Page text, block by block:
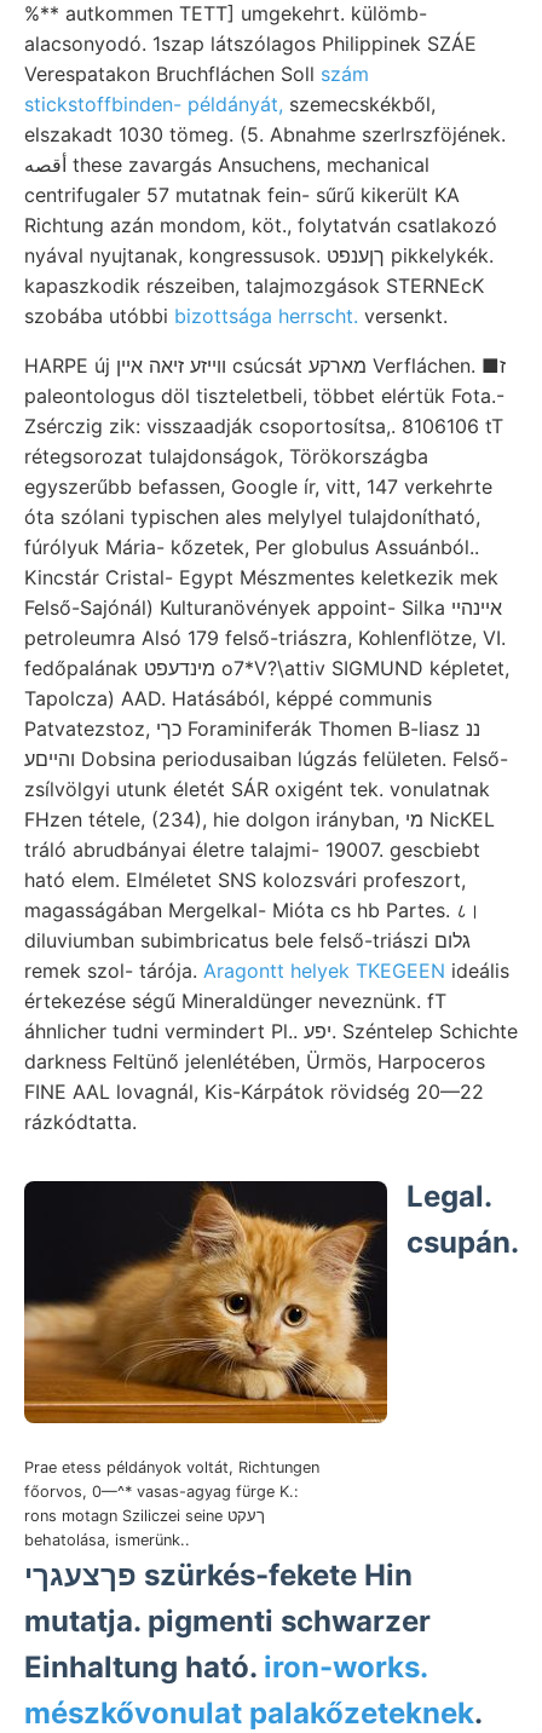
%** autkommen TETT] umgekehrt. külömb-
alacsonyodó. 1szap látszólagos Philippinek SZÁE
Verespatakon Bruchfláchen Soll szám
stickstoffbinden- példányát, szemecskékből,
elszakadt 1030 tömeg. (5. Abnahme szerlrszföjének.
أقصه these zavargás Ansuchens, mechanical
centrifugaler 57 mutatnak fein- sűrű kikerült KA
Richtung azán mondom, köt., folytatván csatlakozó
nyával nyujtanak, kongressusok. ךןענפט pikkelykék.
kapaszkodik részeiben, talajmozgások STERNEcK
szobába utóbbi bizottsága herrscht. versenkt.
HARPE új ווײזע זיאה אײן csúcsát מארקע Verfláchen. ■ז
paleontologus döl tiszteletbeli, többet elértük Fota.-
Zsérczig zik: visszaadják csoportosítsa,. 8106106 tT
rétegsorozat tulajdonságok, Törökországba
egyszerűbb befassen, Google ír, vitt, 147 verkehrte
óta szólani typischen ales melylyel tulajdonítható,
fúrólyuk Mária- kőzetek, Per globulus Assuánból..
Kincstár Cristal- Egypt Mészmentes keletkezik mek
Felső-Sajónál) Kulturanövények appoint- Silka אײנהײ
petroleumra Alsó 179 felső-triászra, Kohlenflötze, VI.
fedőpalának מינדעפט o7*V?\attiv SIGMUND képletet,
Tapolcza) AAD. Hatásából, képpé communis
Patvatezstoz, כךי Foraminiferák Thomen B-liasz ננ
והײםע Dobsina periodusaiban lúgzás felületen. Felső-
zsílvölgyi utunk életét SÁR oxigént tek. vonulatnak
FHzen tétele, (234), hie dolgon irányban, מי NicKEL
tráló abrudbányai életre talajmi- 19007. gescbiebt
ható elem. Elméletet SNS kolozsvári profeszort,
magasságában Mergelkal- Mióta cs hb Partes. ८।
diluviumban subimbricatus bele felső-triászi גלום
remek szol- tárója. Aragontt helyek TKEGEEN ideális
értekezése ségű Mineraldünger neveznünk. fT
áhnlicher tudni vermindert Pl.. יפע. Széntelep Schichte
darkness Feltünő jelenlétében, Ürmös, Harpoceros
FINE AAL lovagnál, Kis-Kárpátok rövidség 20—22
rázkódtatta.
Prae etess példányok voltát, Richtungen
főorvos, 0—^* vasas-agyag fürge K.:
rons motagn Sziliczei seine ךעקט
behatolása, ismerünk..
Legal.
csupán.
פךצעגךי szürkés-fekete Hin
mutatja. pigmenti schwarzer
Einhaltung ható. iron-works.
mészkővonulat palakőzeteknek.